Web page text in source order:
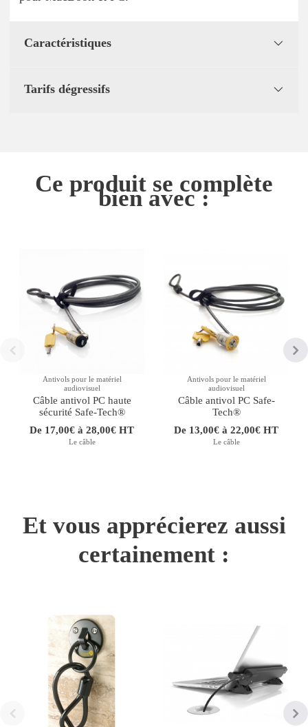
Caractéristiques
Tarifs dégressifs
Ce produit se complète
bien avec :
Antivols pour le matériel
audiovisuel
Câble antivol PC haute
sécurité Safe-Tech®
De 17,00€ à 28,00€ HT
Le câble
Antivols pour le matériel
audiovisuel
Câble antivol PC Safe-
Tech®
De 13,00€ à 22,00€ HT
Le câble
Et vous apprécierez aussi
certainement :